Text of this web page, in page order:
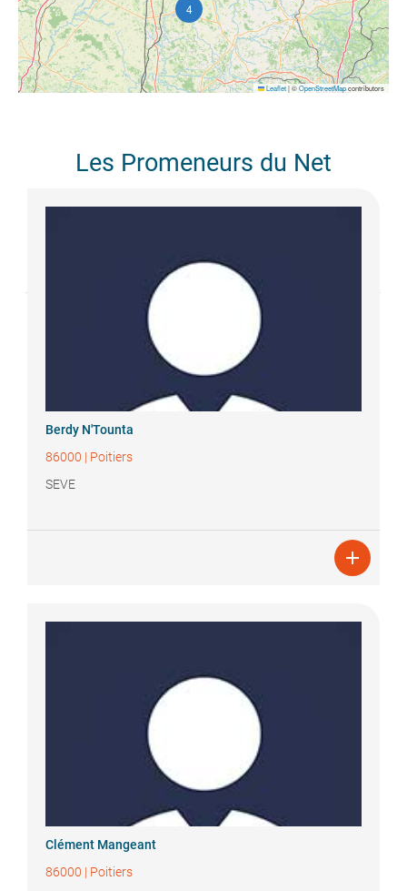
4
Leaflet|©OpenStreetMapcontributors
Les Promeneurs du Net
Berdy N'Tounta
86000 | Poitiers
SEVE

Clément Mangeant
86000 | Poitiers